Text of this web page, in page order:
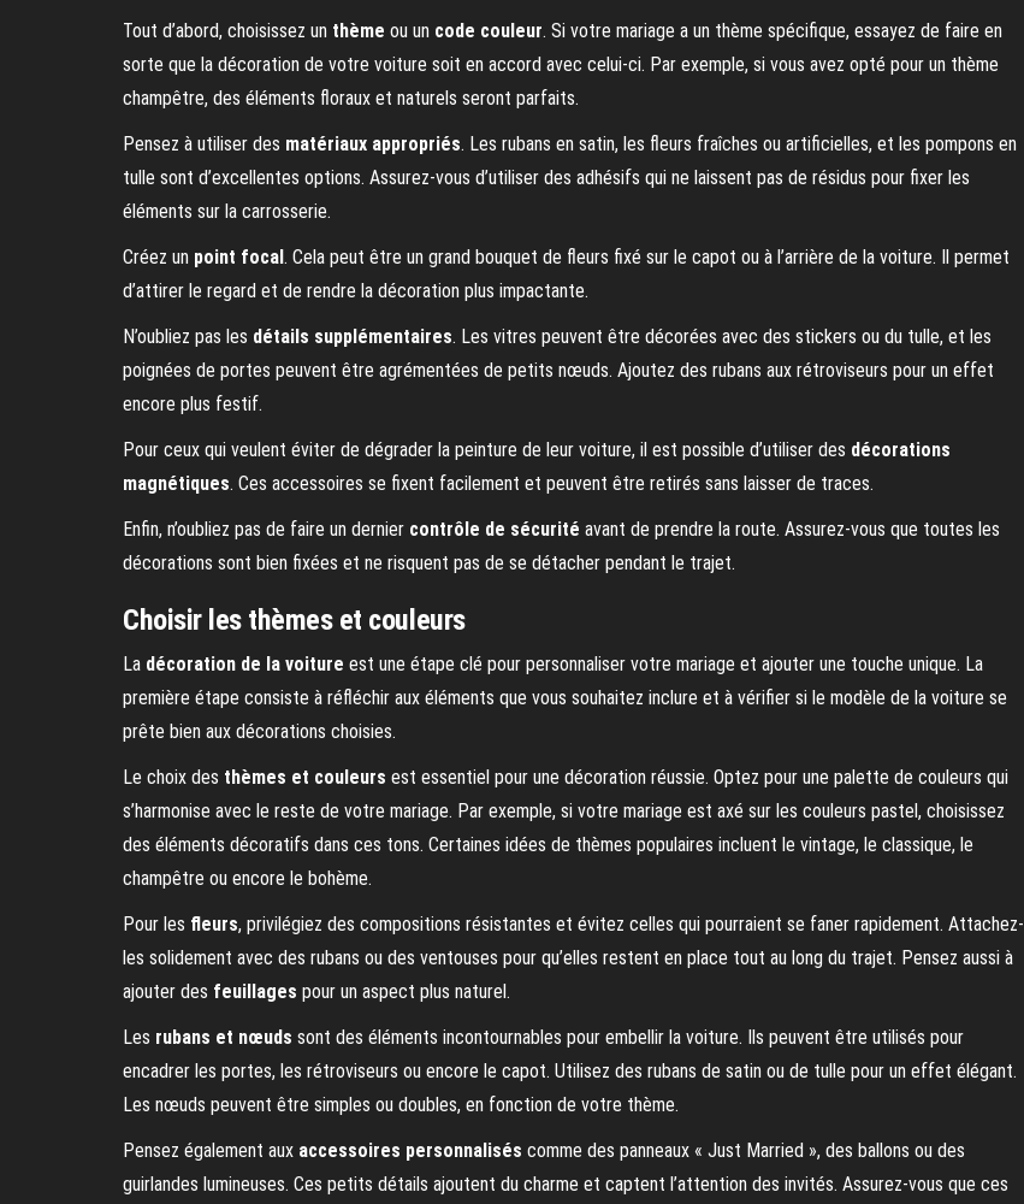
Tout d’abord, choisissez un thème ou un code couleur. Si votre mariage a un thème spécifique, essayez de faire en
sorte que la décoration de votre voiture soit en accord avec celui-ci. Par exemple, si vous avez opté pour un thème
champêtre, des éléments floraux et naturels seront parfaits.
Pensez à utiliser des matériaux appropriés. Les rubans en satin, les fleurs fraîches ou artificielles, et les pompons en
tulle sont d’excellentes options. Assurez-vous d’utiliser des adhésifs qui ne laissent pas de résidus pour fixer les
éléments sur la carrosserie.
Créez un point focal. Cela peut être un grand bouquet de fleurs fixé sur le capot ou à l’arrière de la voiture. Il permet
d’attirer le regard et de rendre la décoration plus impactante.
N’oubliez pas les détails supplémentaires. Les vitres peuvent être décorées avec des stickers ou du tulle, et les
poignées de portes peuvent être agrémentées de petits nœuds. Ajoutez des rubans aux rétroviseurs pour un effet
encore plus festif.
Pour ceux qui veulent éviter de dégrader la peinture de leur voiture, il est possible d’utiliser des décorations
magnétiques. Ces accessoires se fixent facilement et peuvent être retirés sans laisser de traces.
Enfin, n’oubliez pas de faire un dernier contrôle de sécurité avant de prendre la route. Assurez-vous que toutes les
décorations sont bien fixées et ne risquent pas de se détacher pendant le trajet.
Choisir les thèmes et couleurs
La décoration de la voiture est une étape clé pour personnaliser votre mariage et ajouter une touche unique. La
première étape consiste à réfléchir aux éléments que vous souhaitez inclure et à vérifier si le modèle de la voiture se
prête bien aux décorations choisies.
Le choix des thèmes et couleurs est essentiel pour une décoration réussie. Optez pour une palette de couleurs qui
s’harmonise avec le reste de votre mariage. Par exemple, si votre mariage est axé sur les couleurs pastel, choisissez
des éléments décoratifs dans ces tons. Certaines idées de thèmes populaires incluent le vintage, le classique, le
champêtre ou encore le bohème.
Pour les fleurs, privilégiez des compositions résistantes et évitez celles qui pourraient se faner rapidement. Attachez-
les solidement avec des rubans ou des ventouses pour qu’elles restent en place tout au long du trajet. Pensez aussi à
ajouter des feuillages pour un aspect plus naturel.
Les rubans et nœuds sont des éléments incontournables pour embellir la voiture. Ils peuvent être utilisés pour
encadrer les portes, les rétroviseurs ou encore le capot. Utilisez des rubans de satin ou de tulle pour un effet élégant.
Les nœuds peuvent être simples ou doubles, en fonction de votre thème.
Pensez également aux accessoires personnalisés comme des panneaux « Just Married », des ballons ou des
guirlandes lumineuses. Ces petits détails ajoutent du charme et captent l’attention des invités. Assurez-vous que ces